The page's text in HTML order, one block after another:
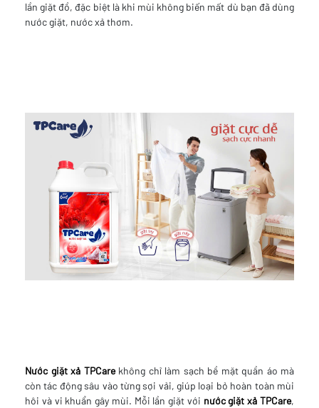
lần giặt đồ, đặc biệt là khi mùi không biến mất dù bạn đã dùng
nước giặt, nước xả thơm.
Nước giặt xả TPCarekhông chỉ làm sạch bề mặt quần áo mà
còn tác động sâu vào từng sợi vải, giúp loại bỏ hoàn toàn mùi
hôi và vi khuẩn gây mùi. Mỗi lần giặt với nước giặt xả TPCare,